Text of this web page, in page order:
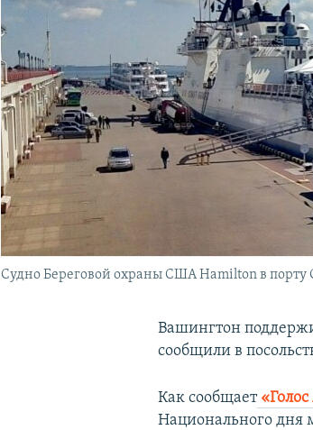
Судно Береговой охраны США Hamilton в порту
Вашингтон
сообщили в
Как сообщает
Национального дня